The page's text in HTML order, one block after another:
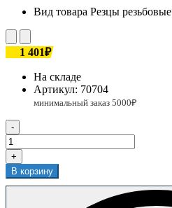
Вид товара Резцы резьбовые
1 401₽
На складе
Артикул: 70704
-
+
В корзину